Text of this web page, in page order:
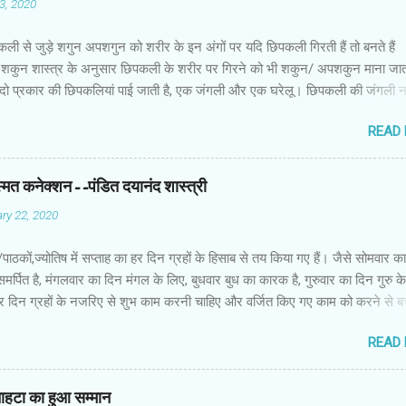
2020
से जुड़े शगुन अपशगुन को शरीर के इन अंगों पर यदि छिपकली गिरती हैं तो बनते हैं
शकुन शास्त्र के अनुसार छिपकली के शरीर पर गिरने को भी शकुन/ अपशकुन माना
दो प्रकार की छिपकलियां पाई जाती है, एक जंगली और एक घरेलू। छिपकली की जंगली
के शरीर पर गिरने को भी शकुन/अपशकुन माना जाता है। स्त्री के शरीर के बायें
के दाहिनी तरफ गिरना ठीक होता है। इसी प्रकार छिपकली का नीचे से ऊपर की ओर
है। ऊपर से नीचे की ओर गिरना अच्छा नहीं होता। रविवार या मंगलवार को लाल रंग की
शनिवार को काले रंग की छिपकली से कम हानि होती है। ✍🏻✍🏻🌷🌷👉🏻👉🏻 छिपकली
प्रतीक -- घर में छिपकली देखकर हम उसे भगाने लगते हैं, लेकिन वो कोई ऐसा जीव नहीं है
जीव-जंतुओं और मनुष्य को प्रकृति का एक अहम हिस्स...
READ
कनेक्शन--पंडित दयानंद शास्त्री
22, 2020
पाठकों,ज्योतिष में सप्ताह का हर दिन ग्रहों के हिसाब से तय किया गए हैं। जैसे सोमवार
है, मंगलवार का दिन मंगल के लिए, बुधवार बुध का कारक है, गुरुवार का दिन गुरु
दिन ग्रहों के नजरिए से शुभ काम करनी चाहिए और वर्जित किए गए काम को करने से
आप जानते हैं कि ज्योतिष शास्त्र के हिसाब से हमें किस तरह के साबुन का इस्तेमाल
शास्त्रों में मानसिक शुद्धि के साथ ही शारीरिक शुचिता को भी बहुत महत्त्व दिया गया
में ही स्वस्थ मन निवास करता है और शरीर के स्वस्थ रहने के लिए शरीर को स्वच्छ रखना
READ
का हुआ सम्मान